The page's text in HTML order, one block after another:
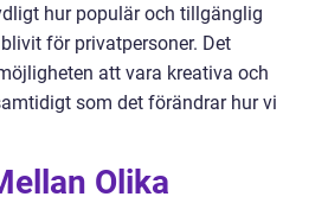
hur populär och tillgänglig
för privatpersoner. Det
att vara kreativa och
som det förändrar hur vi
Olika